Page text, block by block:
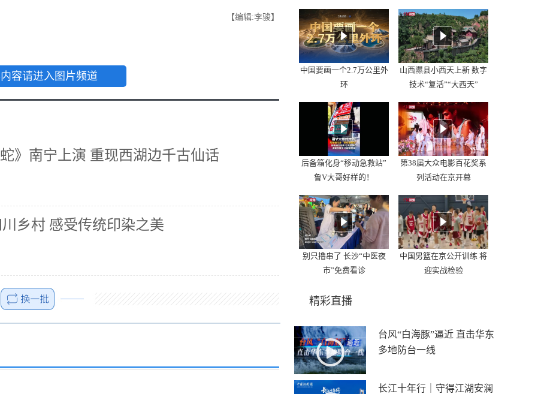
【编辑:李骏】
容请进入图片频道
》南宁上演 重现西湖边千古仙话
乡村 感受传统印染之美
中国要画一个2.7万公里外
环
山西隰县小西天上新 数字
技术“复活”“大西天”
后备箱化身“移动急救站”
鲁V大哥好样的！
第38届大众电影百花奖系
列活动在京开幕
别只撸串了 长沙“中医夜
市”免费看诊
中国男篮在京公开训练 将
迎实战检验
精彩直播
台风“白海豚”逼近 直击华东
多地防台一线
长江十年行｜守得江湖安澜